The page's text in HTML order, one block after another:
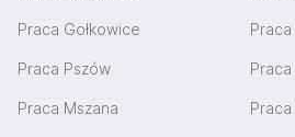
Praca Gołkowice Praca
Praca Pszów
Praca Mszana